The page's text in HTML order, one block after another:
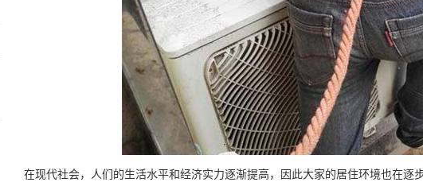
在现代社会，人们的生活水平和经济实力逐渐提高，因此大家的居住环境也在逐